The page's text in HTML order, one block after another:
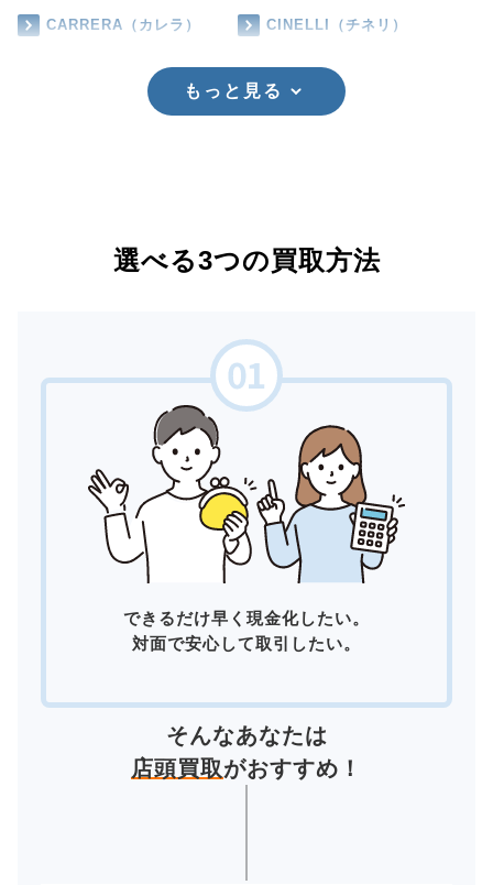
CARRERA（カレラ） CINELLI（チネリ）
もっと見る
選べる3つの買取方法
できるだけ早く現金化したい。
対面で安心して取引したい。
そんなあなたは
店頭買取がおすすめ！